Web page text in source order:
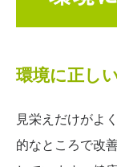
環境に正し
見栄えだけがよ
的なところで改